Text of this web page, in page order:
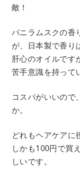
敵！
バニラムスクの香
が、日本製で香り
肝心のオイルです
苦手意識を持って
コスパがいいので
か。
どれもヘアケアに
しかも100円で買
しいです。